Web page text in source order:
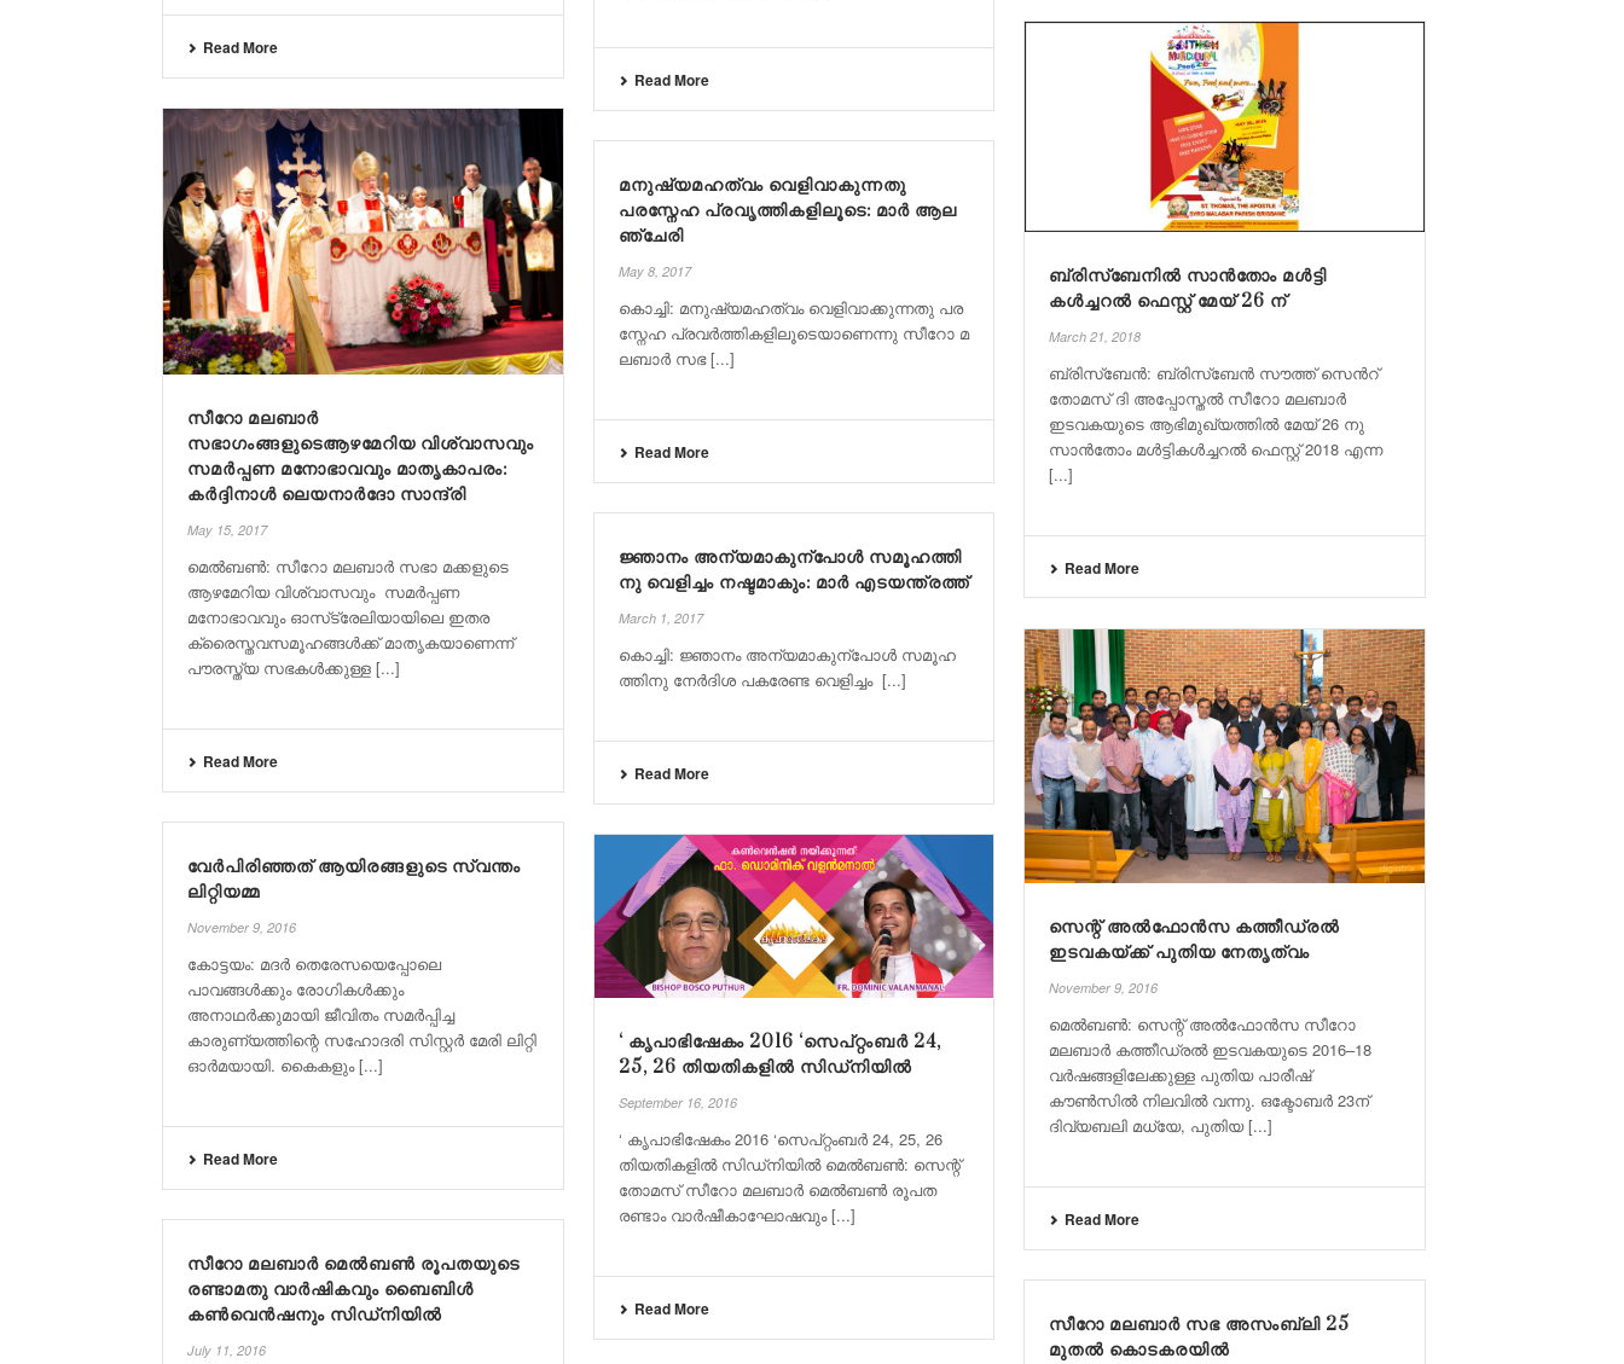
Read More
Read More
ബ്രിസ്ബേനിൽ സാൻതോം മൾട്ടി
കൾച്ചറൽ ഫെസ്റ്റ് മേയ് 26 ന്
March 21, 2018
ബ്രിസ്ബേൻ: ബ്രിസ്ബേൻ സൗത്ത് സെന്‍റ്
തോമസ് ദി അപ്പോസ്തൽ സീറോ മലബാർ
ഇടവകയുടെ ആഭിമുഖ്യത്തിൽ മേയ് 26 നു
സാൻതോം മൾട്ടികൾച്ചറൽ ഫെസ്റ്റ് 2018 എന്ന
[...]
Read More
സീറോ മലബാർ
സഭാഗംങ്ങളുടെആഴമേറിയ വിശ്വാസവും
സമർപ്പണ മനോഭാവവും മാതൃകാപരം:
കർദ്ദിനാൾ ലെയനാർദോ സാന്ദ്രി
May 15, 2017
മെൽബൺ: സീറോ മലബാർ സഭാ മക്കളുടെ
ആഴമേറിയ വിശ്വാസവും സമർപ്പണ
മനോഭാവവും ഓസ്‌ട്രേലിയായിലെ ഇതര
ക്രൈസ്തവസമൂഹങ്ങൾക്ക് മാതൃകയാണെന്ന്
പൗരസ്ത്യ സഭകൾക്കുള്ള [...]
Read More
മനുഷ്യമഹത്വം വെളിവാകുന്നതു
പരസ്നേഹ പ്രവൃത്തികളിലൂടെ: മാ​ർ ആ​ല​
ഞ്ചേ​രി
May 8, 2017
കൊ​​ച്ചി: മ​​നു​​ഷ്യ​മ​​ഹ​​ത്വം വെ​​ളി​​വാ​​ക്കു​​ന്ന​​തു പ​​ര​​
സ്നേ​​ഹ പ്ര​​വ​​ർ​​ത്തി​​ക​​ളി​​ലൂ​​ടെ​​യാ​​ണെ​​ന്നു സീ​​റോ മ​​
ല​​ബാ​​ർ സ​​ഭ [...]
Read More
ജ്ഞാ​നം അ​ന്യ​മാ​കു​ന്പോ​ൾ സ​മൂ​ഹ​ത്തി​
നു വെ​ളി​ച്ചം നഷ്ടമാകും: മാ​ർ എ​ട​യ​ന്ത്ര​ത്ത്
March 1, 2017
കൊ​​​ച്ചി: ജ്ഞാ​​​നം അ​​​ന്യ​​​മാ​​​കു​​​ന്പോ​​​ൾ സ​​​മൂ​​​ഹ​​​
ത്തി​​​നു നേ​​​ർ​​​ദി​​​ശ പ​​​ക​​​രേ​​ണ്ട വെ​​​ളി​​​ച്ചം ​ [...]
Read More
സെന്റ് അൽഫോൻസ കത്തീഡ്രൽ
ഇടവകയ്ക്ക് പുതിയ നേതൃത്വം
November 9, 2016
മെൽബൺ: സെന്റ് അൽഫോൻസ സീറോ
മലബാർ കത്തീഡ്രൽ ഇടവകയുടെ 2016–18
വർഷങ്ങളിലേക്കുള്ള പുതിയ പാരീഷ്
കൗൺസിൽ നിലവിൽ വന്നു. ഒക്ടോബർ 23ന്
ദിവ്യബലി മധ്യേ, പുതിയ [...]
Read More
വേർപിരിഞ്ഞത് ആയിരങ്ങളുടെ സ്വന്തം
ലിറ്റിയമ്മ
November 9, 2016
കോട്ടയം: മദർ തെരേസയെപ്പോലെ
പാവങ്ങൾക്കും രോഗികൾക്കും
അനാഥർക്കുമായി ജീവിതം സമർപ്പിച്ച
കാരുണ്യത്തിന്റെ സഹോദരി സിസ്റ്റർ മേരി ലിറ്റി
ഓർമയായി. കൈകളും [...]
Read More
‘ കൃപാഭിഷേകം 2016 ‘സെപ്റ്റംബർ 24,
25, 26 തിയതികളിൽ സിഡ്‌നിയിൽ
September 16, 2016
‘ കൃപാഭിഷേകം 2016 ‘സെപ്റ്റംബർ 24, 25, 26
തിയതികളിൽ സിഡ്‌നിയിൽ മെൽബൺ: സെന്റ്
തോമസ് സീറോ മലബാർ മെൽബൺ രൂപത
രണ്ടാം വാർഷീകാഘോഷവും [...]
Read More
സീറോ മലബാർ മെൽബൺ രൂപതയുടെ
രണ്ടാമതു വാർഷികവും ബൈബിൾ
കൺവെൻഷനും സിഡ്‌നിയിൽ
July 11, 2016
സീറോ മലബാര്‍ സഭ അസംബ്ലി 25
മുതല്‍ കൊടകരയില്‍